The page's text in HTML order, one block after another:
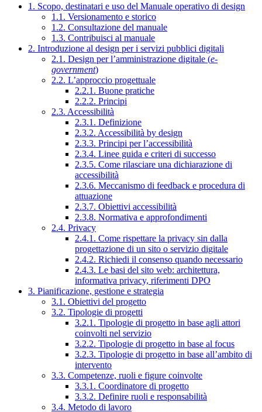
1. Scopo, destinatari e uso del Manuale operativo di design
1.1. Versionamento e storico
1.2. Consultazione del manuale
1.3. Contribuisci al manuale
2. Introduzione al design per i servizi pubblici digitali
2.1. Design per l’amministrazione digitale (e-
government)
2.2. L’approccio progettuale
2.2.1. Buone pratiche
2.2.2. Principi
2.3. Accessibilità
2.3.1. Definizione
2.3.2. Accessibilità by design
2.3.3. Principi per l’accessibilità
2.3.4. Linee guida e criteri di successo
2.3.5. Come rilasciare una dichiarazione di
accessibilità
2.3.6. Meccanismo di feedback e procedura di
attuazione
2.3.7. Obiettivi accessibilità
2.3.8. Normativa e approfondimenti
2.4. Privacy
2.4.1. Come rispettare la privacy sin dalla
progettazione di un sito o servizio digitale
2.4.2. Richiedi il consenso quando necessario
2.4.3. Le basi del sito web: architettura,
informativa privacy, riferimenti DPO
3. Pianificazione, gestione e strategia
3.1. Obiettivi del progetto
3.2. Tipologie di progetti
3.2.1. Tipologie di progetto in base agli attori
coinvolti nel servizio
3.2.2. Tipologie di progetto in base al focus
3.2.3. Tipologie di progetto in base all’ambito di
intervento
3.3. Competenze, ruoli e figure coinvolte
3.3.1. Coordinatore di progetto
3.3.2. Definire ruoli e responsabilità
3.4. Metodo di lavoro